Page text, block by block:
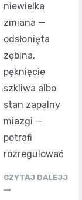
niewielka
zmiana —
odsłonięta
zębina,
pęknięcie
szkliwa albo
stan zapalny
miazgi —
potrafi
rozregulować
CZYTAJ DALEJJ